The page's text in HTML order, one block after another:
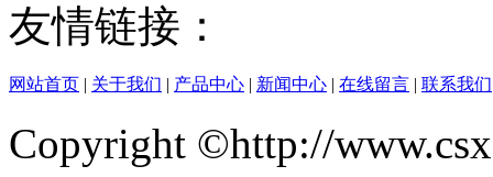
友情链接：
网站首页 | 关于我们 | 产品中心 | 新闻中心 | 在线留言 | 联系我们
Copyright ©http://